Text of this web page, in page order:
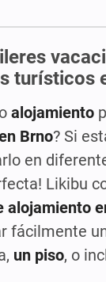
turísticos
alojamiento
Brno? Si
en
Likibu
alojamiento
fácilmente
un piso, o